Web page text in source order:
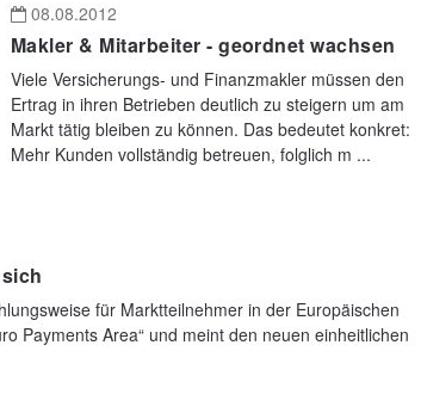
08.08.2012
Makler & Mitarbeiter - geordnet wachsen
Viele Versicherungs- und Finanzmakler müssen den
Ertrag in ihren Betrieben deutlich zu steigern um am
Markt tätig bleiben zu können. Das bedeutet konkret:
Mehr Kunden vollständig betreuen, folglich m ...
für Marktteilnehmer in der Europäischen
Payments Area“ und meint den neuen einheitlichen